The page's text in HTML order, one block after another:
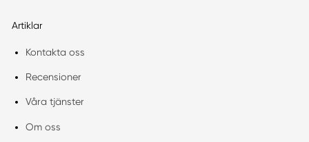
Artiklar
Kontakta oss
Recensioner
Våra tjänster
Om oss